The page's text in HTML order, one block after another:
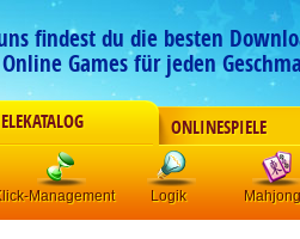
findest du die besten
Games für jeden
ONLINESPIELE
Management Logik Mahjong